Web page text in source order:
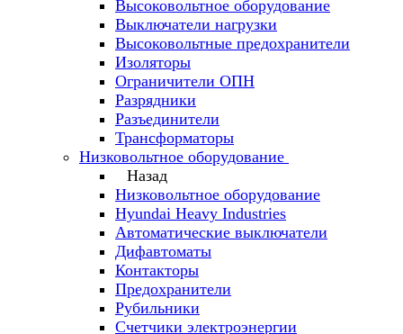
Высоковольтное оборудование
Выключатели нагрузки
Высоковольтные предохранители
Изоляторы
Ограничители ОПН
Разрядники
Разъединители
Трансформаторы
Низковольтное оборудование
Назад
Низковольтное оборудование
Hyundai Heavy Industries
Автоматические выключатели
Дифавтоматы
Контакторы
Предохранители
Рубильники
Счетчики электроэнергии